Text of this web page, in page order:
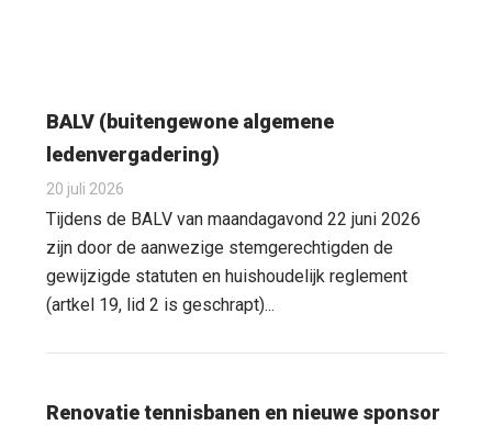
BALV (buitengewone algemene
ledenvergadering)
20 juli 2026
Tijdens de BALV van maandagavond 22 juni 2026
zijn door de aanwezige stemgerechtigden de
gewijzigde statuten en huishoudelijk reglement
(artkel 19, lid 2 is geschrapt)...
Renovatie tennisbanen en nieuwe sponsor